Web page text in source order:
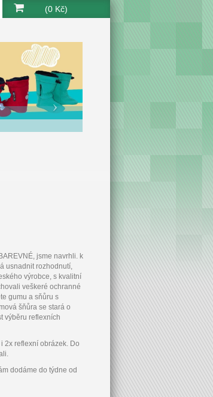
(0 Kč)
jsme navrhli. k
usnadnit rozhodnutí,
výrobce, s kvalitní
veškeré ochranné
gumu a sňůru s
šňůra se stará o
výběru reflexních
2x reflexní obrázek. Do
dodáme do týdne od